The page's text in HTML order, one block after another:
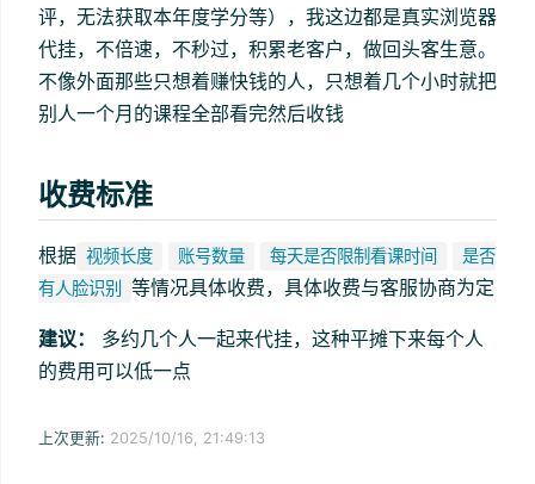
评，无法获取本年度学分等），我这边都是真实浏览器
代挂，不倍速，不秒过，积累老客户，做回头客生意。
不像外面那些只想着赚快钱的人，只想着几个小时就把
别人一个月的课程全部看完然后收钱
收费标准
根据 视频长度 账号数量 每天是否限制看课时间
是否
有人脸识别
等情况具体收费，具体收费与客服协商为定
建议：
多约几个人一起来代挂，这种平摊下来每个人
的费用可以低一点
上次更新: 2025/10/16, 21:49:13